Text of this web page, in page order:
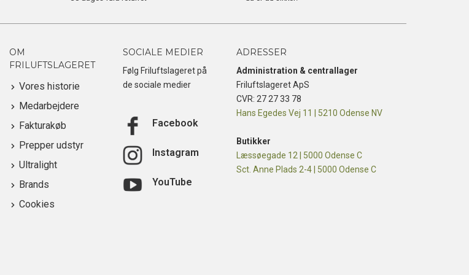
OM
FRILUFTSLAGERET
Vores historie
Medarbejdere
Fakturakøb
Prepper udstyr
Ultralight
Brands
Cookies
SOCIALE MEDIER
Følg Friluftslageret på
de sociale medier
Facebook
Instagram
YouTube
ADRESSER
Administration & centrallager
Friluftslageret ApS
CVR: 27 27 33 78
Hans Egedes Vej 11 | 5210 Odense NV
Butikker
Læssøegade 12 | 5000 Odense C
Sct. Anne Plads 2-4 | 5000 Odense C